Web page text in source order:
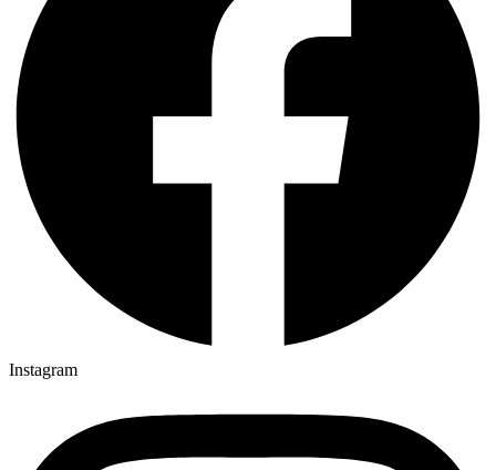
Instagram